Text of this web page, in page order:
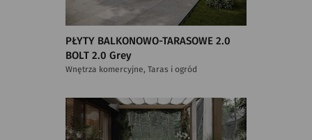
PŁYTY BALKONOWO-TARASOWE 2.0
BOLT 2.0 Grey
Wnętrza komercyjne, Taras i ogród